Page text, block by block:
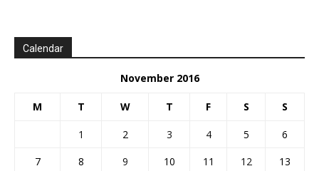
Calendar
November 2016
M T W T F S S
1 2 3 4 5
6
7
8 9 10 11 12
13